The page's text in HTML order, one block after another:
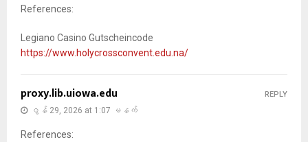
References:
Legiano Casino Gutscheincode
https://www.holycrossconvent.edu.na/
proxy.lib.uiowa.edu
ဇွန် 29, 2026 at 1:07 မနက်
References:
REPLY